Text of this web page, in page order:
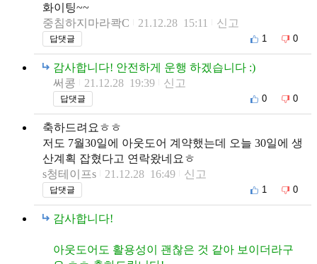
화이팅~~
중침하지마라콱C
21.12.28 15:11 신고
답댓글 1 0
감사합니다! 안전하게 운행 하겠습니다 :)
써콩
21.12.28 19:39 신고
답댓글 0 0
축하드려요ㅎㅎ
저도 7월30일에 아웃도어 계약했는데 오늘 30일에 생
산계획 잡혔다고 연락왔네요ㅎ
s청테이프s
21.12.28 16:49 신고
답댓글 1 0
감사합니다!
아웃도어도 활용성이 괜찮은 것 같아 보이더라구